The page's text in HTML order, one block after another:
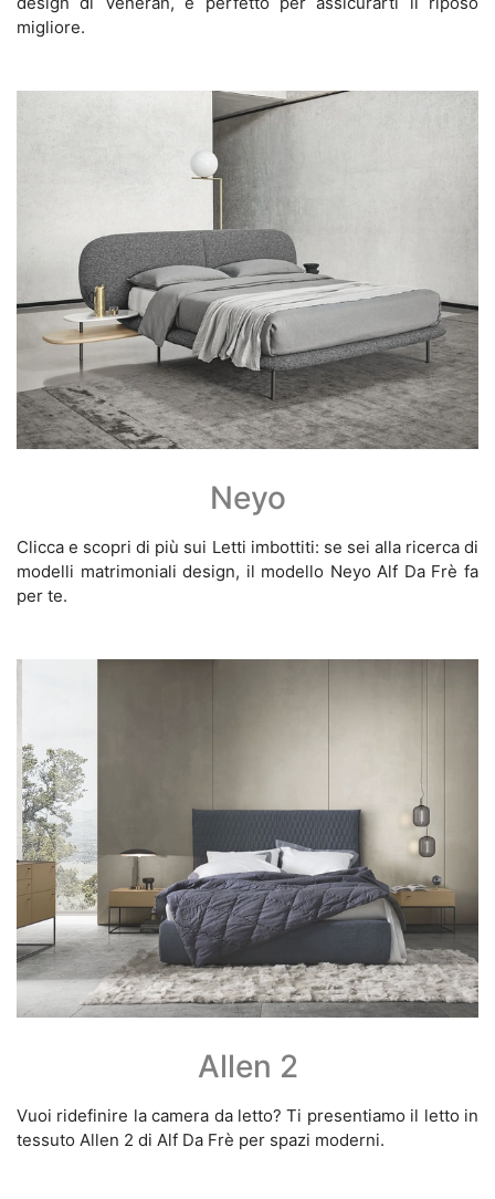
migliore.
Neyo
Clicca e scopri di più sui Letti imbottiti: se sei alla ricerca di
modelli matrimoniali design, il modello Neyo Alf Da Frè fa
per te.
Allen 2
Vuoi ridefinire la camera da letto? Ti presentiamo il letto in
tessuto Allen 2 di Alf Da Frè per spazi moderni.